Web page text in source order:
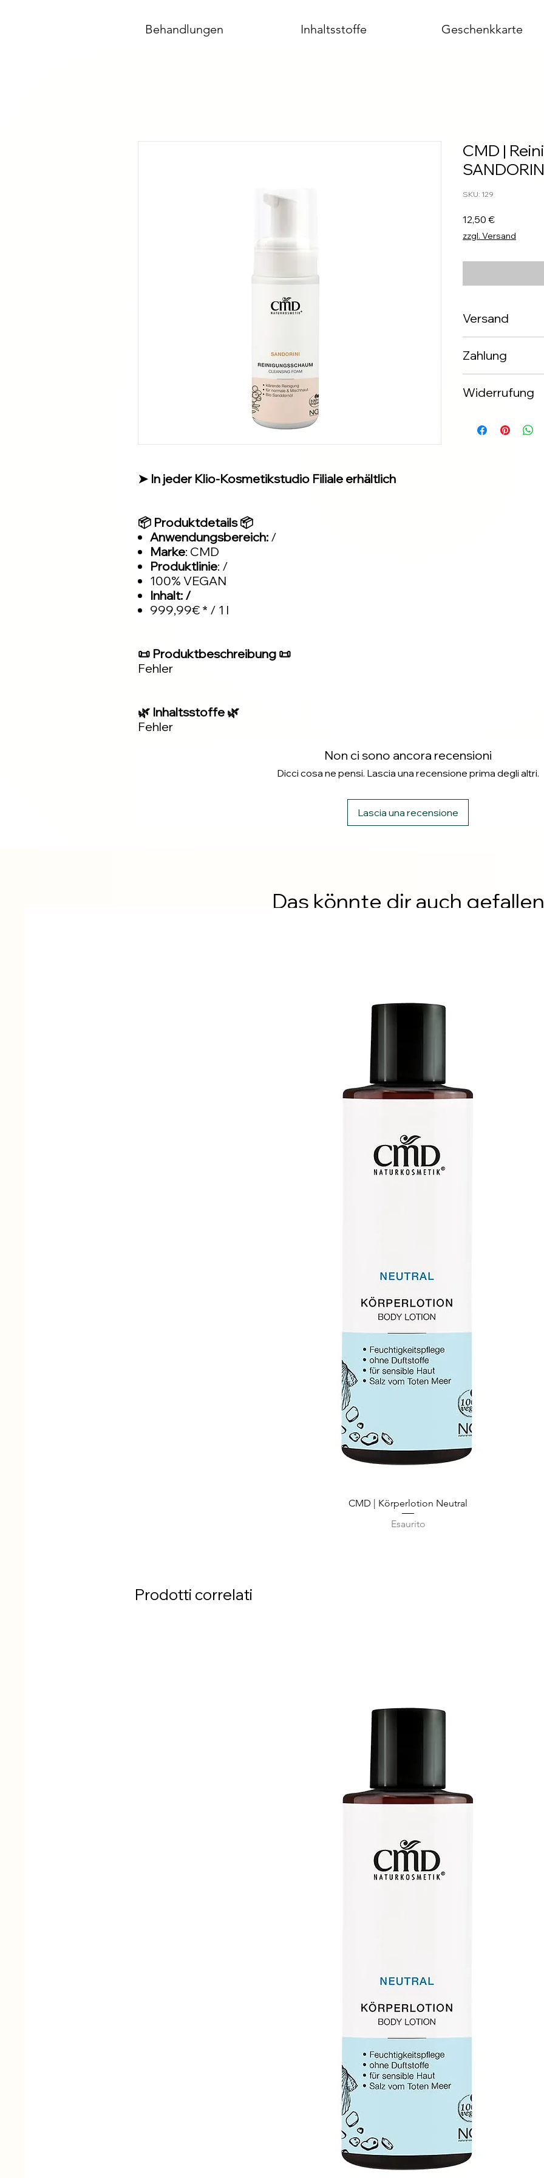
Behandlungen Inhaltsstoffe Geschenkkarte
➤ In jeder Klio-Kosmetikstudio Filiale erhältlich
📦 Produktdetails 📦
Anwendungsbereich: /
Marke: CMD
Produktlinie: /
100% VEGAN
Inhalt: /
999,99€ * / 1 l
📜 Produktbeschreibung 📜
Fehler
🌿 Inhaltsstoffe 🌿
Fehler
CMD |
SKU: 129
12,50 €Prezzo
zzgl. Versand
Versand
Zahlung
✅Banküberweisung
Widerrufung
Non ci sono ancora recensioni
Dicci cosa ne pensi. Lascia una recensione prima degli altri.
Lascia una recensione
Das könnte dir auch gefallen
Vista rapida
CMD | Körperlotion Neutral
Esaurito
Prodotti correlati